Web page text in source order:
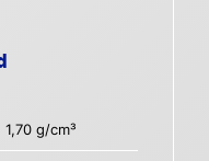
1,70 g/cm³